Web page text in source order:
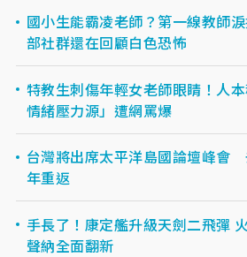
國小生能霸凌老師？第一線教師
部社群還在回顧白色恐怖
特教生刺傷年輕女老師眼睛！人
情緒壓力源」遭網罵爆
台灣將出席太平洋島國論壇峰
年重返
手長了！康定艦升級天劍二飛彈
聲納全面翻新